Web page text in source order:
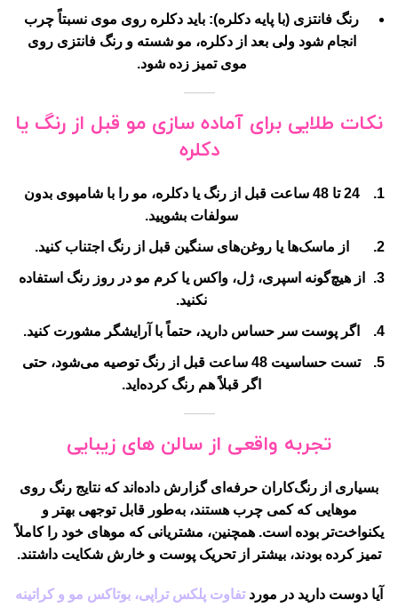
رنگ فانتزی (با پایه دکلره): باید دکلره روی موی نسبتاً چرب
انجام شود ولی بعد از دکلره، مو شسته و رنگ فانتزی روی
موی تمیز زده شود.
نکات طلایی برای آماده سازی مو قبل از رنگ یا
دکلره
24 تا 48 ساعت قبل از رنگ یا دکلره، مو را با شامپوی بدون
سولفات بشویید.
از ماسک‌ها یا روغن‌های سنگین قبل از رنگ اجتناب کنید.
از هیچ‌گونه اسپری، ژل، واکس یا کرم مو در روز رنگ استفاده
نکنید.
اگر پوست سر حساس دارید، حتماً با آرایشگر مشورت کنید.
تست حساسیت 48 ساعت قبل از رنگ توصیه می‌شود، حتی
اگر قبلاً هم رنگ کرده‌اید.
تجربه واقعی از سالن های زیبایی
بسیاری از رنگ‌کاران حرفه‌ای گزارش داده‌اند که نتایج رنگ روی
موهایی که کمی چرب هستند، به‌طور قابل توجهی بهتر و
یکنواخت‌تر بوده است. همچنین، مشتریانی که موهای خود را کاملاً
تمیز کرده بودند، بیشتر از تحریک پوست و خارش شکایت داشتند.
آیا دوست دارید در موردتفاوت پلکس تراپی، بوتاکس مو و کراتینه